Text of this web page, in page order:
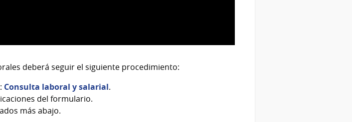
deberá seguir el siguiente procedimiento:
Consulta laboral y salarial.
del formulario.
más abajo.